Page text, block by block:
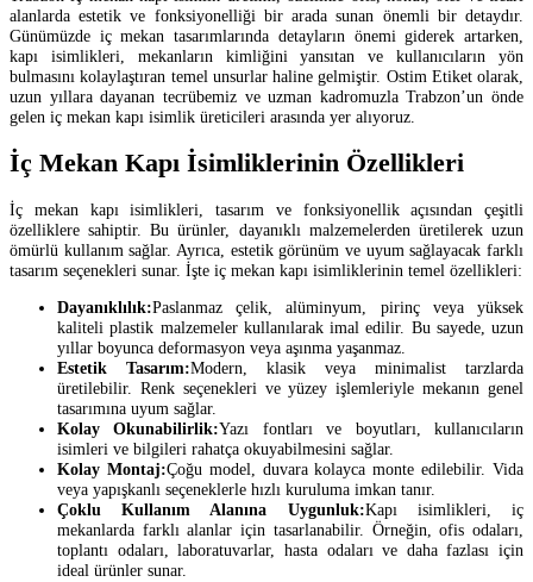
alanlarda estetik ve fonksiyonelliği bir arada sunan önemli bir detaydır.
Günümüzde iç mekan tasarımlarında detayların önemi giderek artarken,
kapı isimlikleri, mekanların kimliğini yansıtan ve kullanıcıların yön
bulmasını kolaylaştıran temel unsurlar haline gelmiştir. Ostim Etiket olarak,
uzun yıllara dayanan tecrübemiz ve uzman kadromuzla Trabzon’un önde
gelen iç mekan kapı isimlik üreticileri arasında yer alıyoruz.
İç Mekan Kapı İsimliklerinin Özellikleri
İç mekan kapı isimlikleri, tasarım ve fonksiyonellik açısından çeşitli
özelliklere sahiptir. Bu ürünler, dayanıklı malzemelerden üretilerek uzun
ömürlü kullanım sağlar. Ayrıca, estetik görünüm ve uyum sağlayacak farklı
tasarım seçenekleri sunar. İşte iç mekan kapı isimliklerinin temel özellikleri:
Dayanıklılık:Paslanmaz çelik, alüminyum, pirinç veya yüksek
kaliteli plastik malzemeler kullanılarak imal edilir. Bu sayede, uzun
yıllar boyunca deformasyon veya aşınma yaşanmaz.
Estetik Tasarım:Modern, klasik veya minimalist tarzlarda
üretilebilir. Renk seçenekleri ve yüzey işlemleriyle mekanın genel
tasarımına uyum sağlar.
Kolay Okunabilirlik:Yazı fontları ve boyutları, kullanıcıların
isimleri ve bilgileri rahatça okuyabilmesini sağlar.
Kolay Montaj:Çoğu model, duvara kolayca monte edilebilir. Vida
veya yapışkanlı seçeneklerle hızlı kuruluma imkan tanır.
Çoklu Kullanım Alanına Uygunluk:Kapı isimlikleri, iç
mekanlarda farklı alanlar için tasarlanabilir. Örneğin, ofis odaları,
toplantı odaları, laboratuvarlar, hasta odaları ve daha fazlası için
ideal ürünler sunar.